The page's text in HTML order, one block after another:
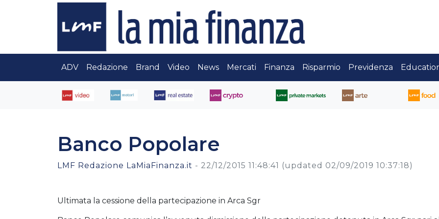
ADV Redazione Brand Video News Mercati Finanza Risparmio Previdenza
Banco Popolare
LMF Redazione LaMiaFinanza.it - 22/12/2015 11:48:41 (updated 02/09/2019 10:37:18)
Ultimata la cessione della partecipazione in Arca Sgr